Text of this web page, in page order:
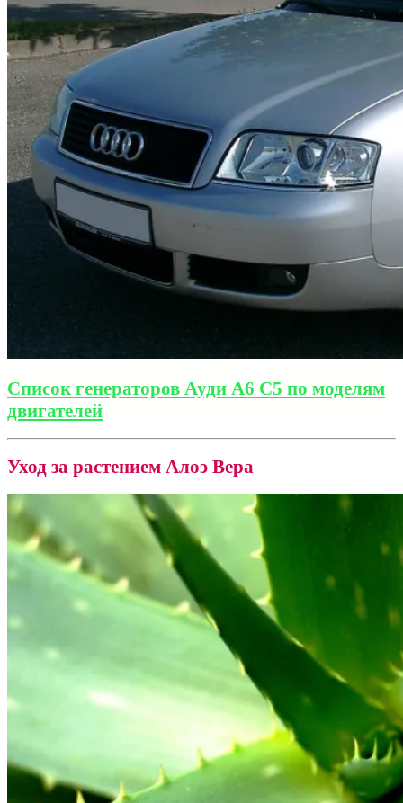
Список генераторов Ауди А6 С5 по моделям
двигателей
Уход за растением Алоэ Вера